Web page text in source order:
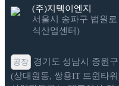
(주)지텍이엔지
서울시 송파구 법원
식산업센터)
공장 경기도 성남시 중원
(상대원동, 쌍용IT 트윈타